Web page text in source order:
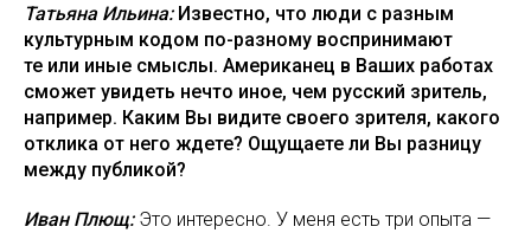
Татьяна Ильина:Известно, что люди с разным
культурным кодом по-разному воспринимают
те или иные смыслы. Американец в Ваших работах
сможет увидеть нечто иное, чем русский зритель,
например. Каким Вы видите своего зрителя, какого
отклика от него ждете? Ощущаете ли Вы разницу
между публикой?
Иван Плющ: Это интересно. У меня есть три опыта —